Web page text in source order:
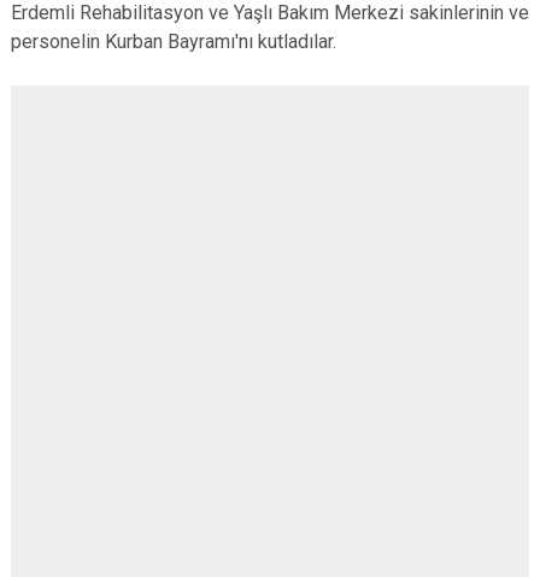
Erdemli Rehabilitasyon ve Yaşlı Bakım Merkezi sakinlerinin ve
personelin Kurban Bayramı'nı kutladılar.